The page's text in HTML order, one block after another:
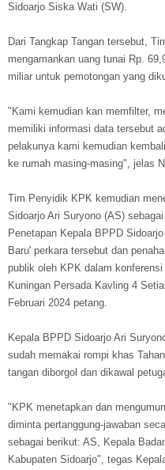
Sidoarjo Siska Wati (SW).
Dari Tangkap Tangan tersebut,
mengamankan uang tunai Rp.
miliar untuk pemotongan yang
"Kami kemudian kan memfilter,
memiliki informasi data tersebut
pelakunya kami kemudian
ke rumah masing-masing", jelas
Tim Penyidik KPK kemudian
Sidoarjo Ari Suryono (AS)
Penetapan Kepala BPPD
Baru' perkara tersebut dan
publik oleh KPK dalam
Kuningan Persada Kavling 4
Februari 2024 petang.
Kepala BPPD Sidoarjo Ari
sudah memakai rompi khas
tangan diborgol dan dikawal
"KPK menetapkan dan
diminta pertanggung-jawaban
sebagai berikut: AS, Kepala
Kabupaten Sidoarjo", tegas